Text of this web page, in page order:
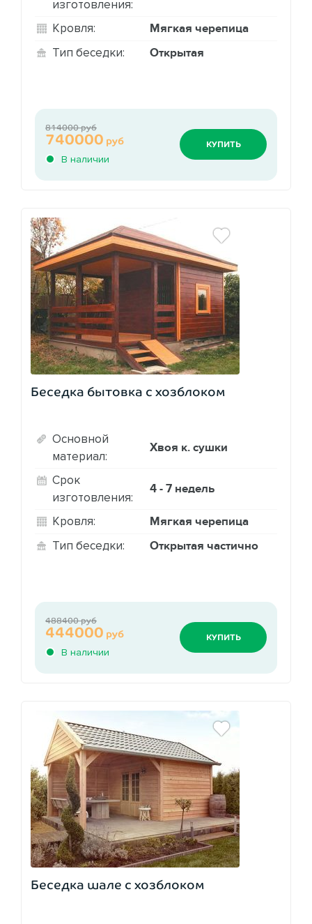
изготовления:
Кровля: Мягкая черепица
Тип беседки: Открытая
В наличии
740000 руб
814000 руб
КУПИТЬ
Беседка бытовка с хозблоком
Основной
материал:
Хвоя к. сушки
Срок
изготовления:
4 - 7 недель
Кровля: Мягкая черепица
Тип беседки: Открытая частично
В наличии
444000 руб
488400 руб
КУПИТЬ
Беседка шале с хозблоком